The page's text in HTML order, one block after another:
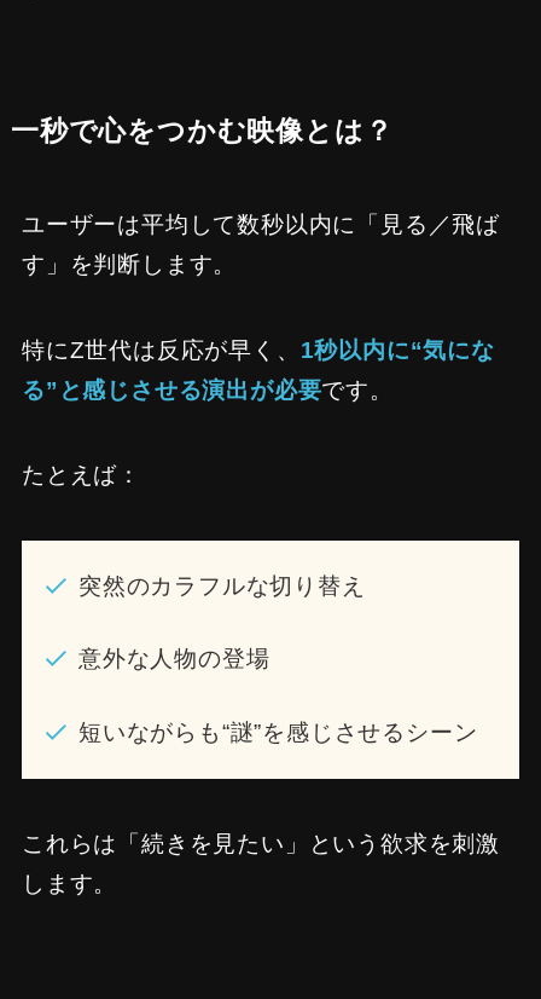
一秒で心をつかむ映像とは？
ユーザーは平均して数秒以内に「見る／飛ば
す」を判断します。
特にZ世代は反応が早く、 1秒以内に“気にな
る”と感じさせる演出が必要です。
たとえば：
突然のカラフルな切り替え
意外な人物の登場
短いながらも“謎”を感じさせるシーン
これらは「続きを見たい」という欲求を刺激
します。